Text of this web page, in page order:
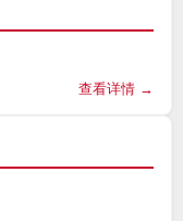
查看详情 →